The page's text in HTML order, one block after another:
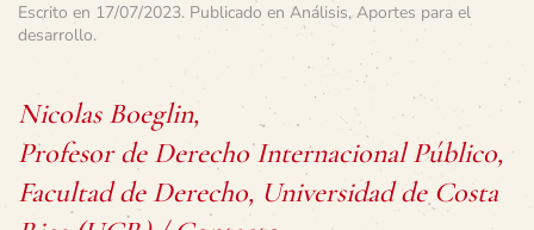
Escrito en 17/07/2023. Publicado en Análisis, Aportes para el
desarrollo.
Nicolas Boeglin,
Profesor de Derecho Internacional Público,
Facultad de Derecho, Universidad de Costa